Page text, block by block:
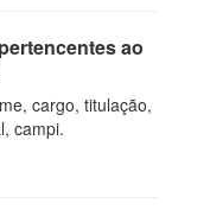
ao
cargo, titulação,
campi.